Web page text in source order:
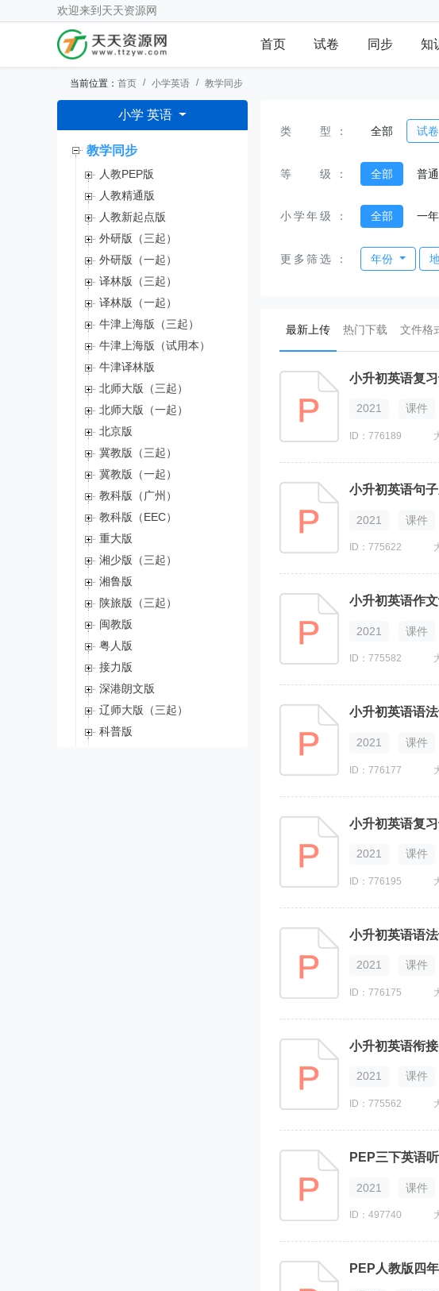
欢迎来到 天天资源网
首页 试卷 同步 知
当前位置： 首页 小学英语 教学同步
小学 英语
教学同步
人教PEP版
人教精通版
人教新起点版
外研版（三起）
外研版（一起）
译林版（三起）
译林版（一起）
牛津上海版（三起）
牛津上海版（试用本）
牛津译林版
北师大版（三起）
北师大版（一起）
北京版
冀教版（三起）
冀教版（一起）
教科版（广州）
教科版（EEC）
重大版
湘少版（三起）
湘鲁版
陕旅版（三起）
闽教版
粤人版
接力版
深港朗文版
辽师大版（三起）
科普版
类型 ： 全部 试卷
等级 ： 全部 普通
小学年级 ： 全部 一
更多筛选 ： 年份
最新上传(current)
热门下载 文件格
小升初英语复
2021 课件
ID：776189
小升初英语句
2021 课件
ID：775622
小升初英语作
2021 课件
ID：775582
小升初英语语
2021 课件
ID：776177
小升初英语复
2021 课件
ID：776195
小升初英语语
2021 课件
ID：776175
小升初英语衔
2021 课件
ID：775562
PEP三下英语
2021 课件
ID：497740
PEP人教版四